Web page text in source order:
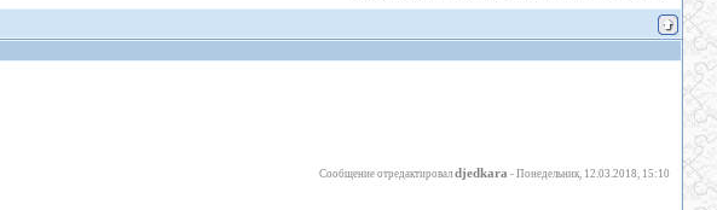
Сообщение отредактировалdjedkara -Понедельник, 12.03.2018, 15:10